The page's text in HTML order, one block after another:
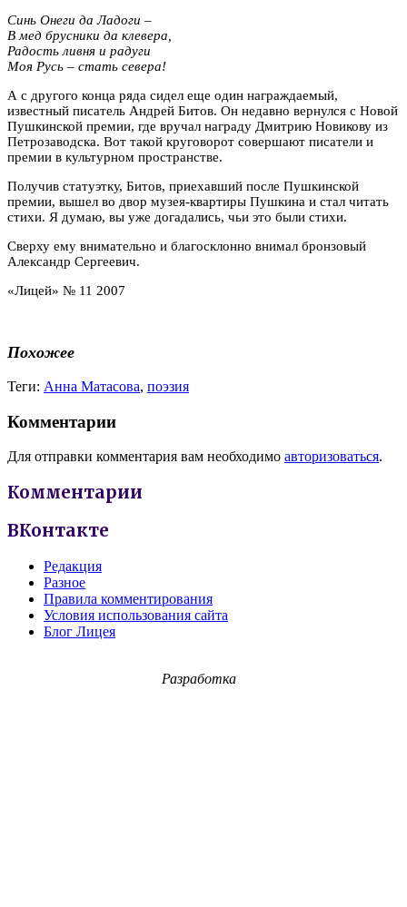
Синь Онеги да Ладоги –
В мед брусники да клевера,
Радость ливня и радуги
Моя Русь – стать севера!
А с другого конца ряда сидел еще один награждаемый,
известный писатель Андрей Битов. Он недавно вернулся с Новой
Пушкинской премии, где вручал награду Дмитрию Новикову из
Петрозаводска. Вот такой круговорот совершают писатели и
премии в культурном пространстве.
Получив статуэтку, Битов, приехавший после Пушкинской
премии, вышел во двор музея-квартиры Пушкина и стал читать
стихи. Я думаю, вы уже догадались, чьи это были стихи.
Сверху ему внимательно и благосклонно внимал бронзовый
Александр Сергеевич.
«Лицей» № 11 2007
Похожее
Теги: Анна Матасова, поэзия
Комментарии
Для отправки комментария вам необходимо авторизоваться.
Комментарии
ВКонтакте
Редакция
Разное
Правила комментирования
Условия использования сайта
Блог Лицея
Разработка